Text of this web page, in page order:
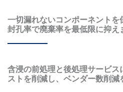
一切漏れないコンポーネント
封孔率で廃棄率を最低限に抑え
含浸の前処理と後処理サービス
ストを削減し、ベンダー数削減